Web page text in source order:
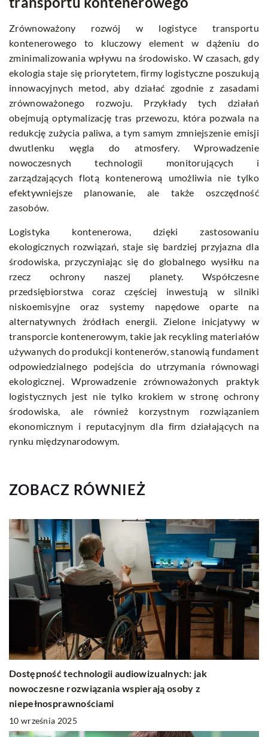
Zrównoważony rozwój w logistyce transportu
kontenerowego to kluczowy element w dążeniu do
zminimalizowania wpływu na środowisko. W czasach, gdy
ekologia staje się priorytetem, firmy logistyczne poszukują
innowacyjnych metod, aby działać zgodnie z zasadami
zrównoważonego rozwoju. Przykłady tych działań
obejmują optymalizację tras przewozu, która pozwala na
redukcję zużycia paliwa, a tym samym zmniejszenie emisji
dwutlenku węgla do atmosfery. Wprowadzenie
nowoczesnych technologii monitorujących i
zarządzających flotą kontenerową umożliwia nie tylko
efektywniejsze planowanie, ale także oszczędność
zasobów.
Logistyka kontenerowa, dzięki zastosowaniu
ekologicznych rozwiązań, staje się bardziej przyjazna dla
środowiska, przyczyniając się do globalnego wysiłku na
rzecz ochrony naszej planety. Współczesne
przedsiębiorstwa coraz częściej inwestują w silniki
niskoemisyjne oraz systemy napędowe oparte na
alternatywnych źródłach energii. Zielone inicjatywy w
transporcie kontenerowym, takie jak recykling materiałów
używanych do produkcji kontenerów, stanowią fundament
odpowiedzialnego podejścia do utrzymania równowagi
ekologicznej. Wprowadzenie zrównoważonych praktyk
logistycznych jest nie tylko krokiem w stronę ochrony
środowiska, ale również korzystnym rozwiązaniem
ekonomicznym i reputacyjnym dla firm działających na
rynku międzynarodowym.
ZOBACZ RÓWNIEŻ
Dostępność technologii audiowizualnych: jak
nowoczesne rozwiązania wspierają osoby z
niepełnosprawnościami
10 września 2025